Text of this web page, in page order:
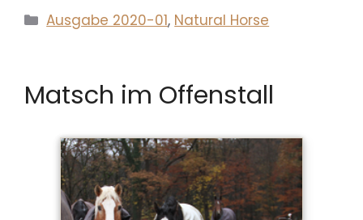
Kategorien
Ausgabe 2020-01, Natural Horse
Matsch im Offenstall